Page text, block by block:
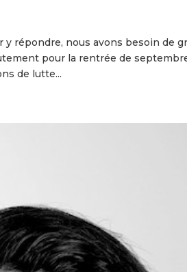
répondre, nous avons besoin de
pour la rentrée de
de lutte...